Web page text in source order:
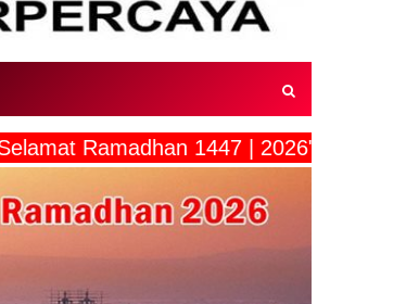
Ramadhan 1447 | 2026"